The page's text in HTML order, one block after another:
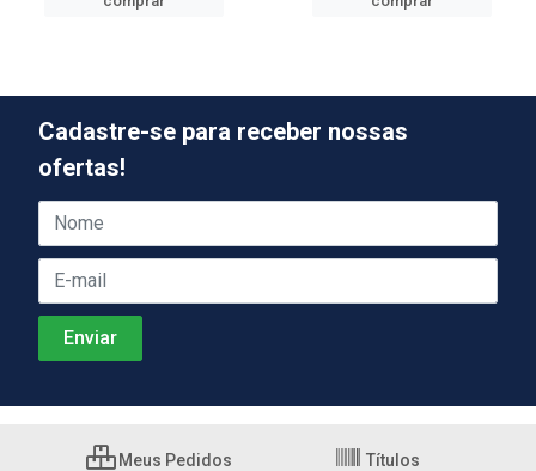
Cadastre-se para receber nossas
ofertas!
Meus Pedidos Títulos